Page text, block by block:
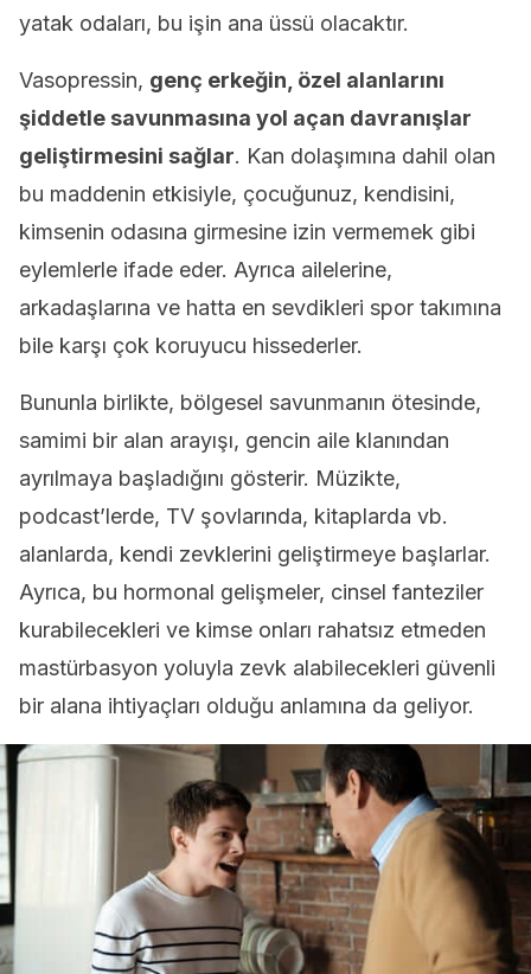
yatak odaları, bu işin ana üssü olacaktır.
Vasopressin, genç erkeğin, özel alanlarını
şiddetle savunmasına yol açan davranışlar
geliştirmesini sağlar. Kan dolaşımına dahil olan
bu maddenin etkisiyle, çocuğunuz, kendisini,
kimsenin odasına girmesine izin vermemek gibi
eylemlerle ifade eder. Ayrıca ailelerine,
arkadaşlarına ve hatta en sevdikleri spor takımına
bile karşı çok koruyucu hissederler.
Bununla birlikte, bölgesel savunmanın ötesinde,
samimi bir alan arayışı, gencin aile klanından
ayrılmaya başladığını gösterir. Müzikte,
podcast’lerde, TV şovlarında, kitaplarda vb.
alanlarda, kendi zevklerini geliştirmeye başlarlar.
Ayrıca, bu hormonal gelişmeler, cinsel fanteziler
kurabilecekleri ve kimse onları rahatsız etmeden
mastürbasyon yoluyla zevk alabilecekleri güvenli
bir alana ihtiyaçları olduğu anlamına da geliyor.